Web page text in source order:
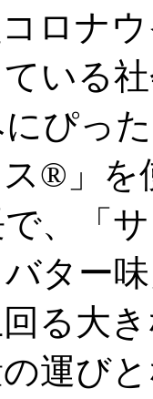
ロナ
いる
ぴっ
®」
、「
ター
る大
運び